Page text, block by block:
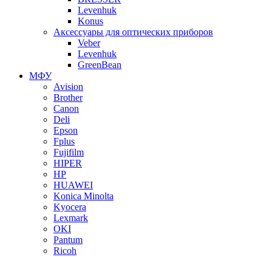
Levenhuk
Konus
Аксессуары для оптических приборов
Veber
Levenhuk
GreenBean
МФУ
Avision
Brother
Canon
Deli
Epson
Fplus
Fujifilm
HIPER
HP
HUAWEI
Konica Minolta
Kyocera
Lexmark
OKI
Pantum
Ricoh